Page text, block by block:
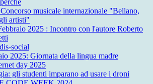
musicale internazionale "Bellano,
artisti"
2025 : Incontro con l'autore Roberto
social
2025: Giornata della lingua madre
day 2025
gli studenti imparano ad usare i droni